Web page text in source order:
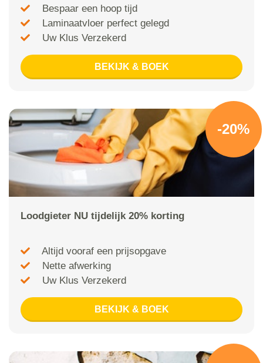
Bespaar een hoop tijd
Laminaatvloer perfect gelegd
Uw Klus Verzekerd
BEKIJK & BOEK
-20%
Loodgieter NU tijdelijk 20% korting
Altijd vooraf een prijsopgave
Nette afwerking
Uw Klus Verzekerd
BEKIJK & BOEK